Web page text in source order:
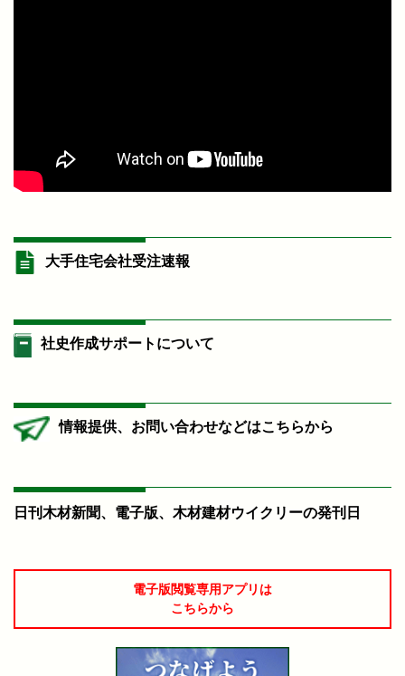
大手住宅会社受注速報
社史作成サポートについて
情報提供、お問い合わせなどはこちらから
日刊木材新聞、電子版、木材建材ウイクリーの発刊日
電子版閲覧専用アプリは
こちらから